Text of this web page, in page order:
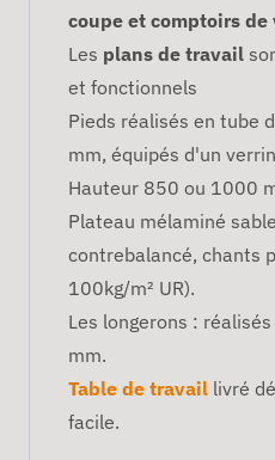
coupe et comptoirs
Les plans de travail
et fonctionnels
Pieds réalisés en tube
mm, équipés d'un
Hauteur 850 ou 1000
Plateau mélaminé
contrebalancé, chants
100kg/m² UR).
Les longerons :
mm.
Table de travail livré
facile.